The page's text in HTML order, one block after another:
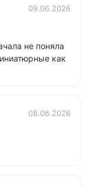
09.06.2026
не поняла
как
08.06.2026